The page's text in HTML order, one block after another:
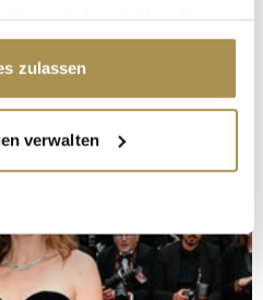
Klicken auf das Privacy
widerrufen
geografische Lage
einige Meter genau sein
(Fingerprinting) identifizieren
wie Ihre persönlichen Daten
zulassen
verwalten